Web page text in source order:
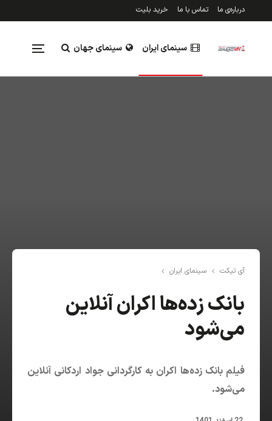
درباره‌ی ما تماس با ما خرید بلیت
سینمای ایران سینمای جهان
آی تیکت سینمای ایران
بانک زده‌ها اکران آنلاین
می‌شود
فیلم بانک زده‌ها اکران به کارگردانی جواد اردکانی آنلاین
می‌شود.